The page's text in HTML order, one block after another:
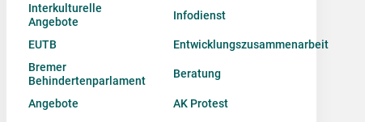
Interkulturelle
Angebote
Infodienst
EUTB
Entwicklungszusammenarbeit
Bremer
Behindertenparlament
Beratung
Angebote AK Protest